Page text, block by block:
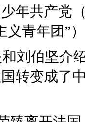
年共产党
义青年团”
刘伯坚介
转变成了